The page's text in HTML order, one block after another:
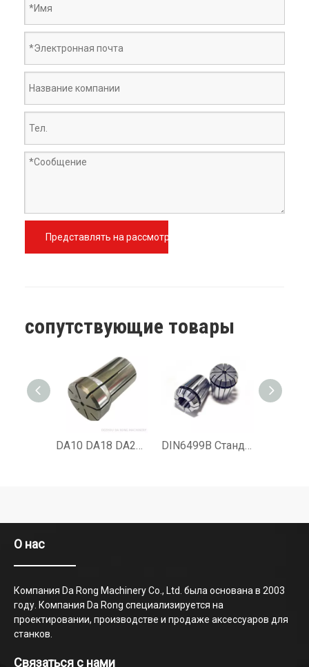
Представлять на рассмотрение
сопутствующие товары
DA10 DA18 DA20 DA30 DA ЦАНГА DIN6499B Стандартная цанга ER Srping для цангового патрона аксессуаров для станков
О нас
Компания Da Rong Machinery Co., Ltd. была основана в 2003
году. Компания Da Rong специализируется на
проектировании, производстве и продаже аксессуаров для
станков.
Связаться с нами